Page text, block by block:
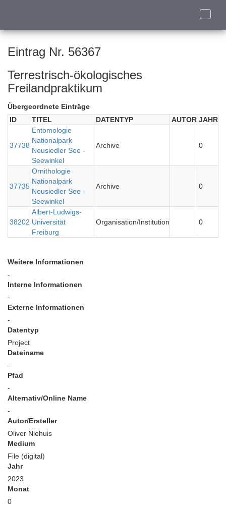
Toggle
Eintrag Nr. 56367
Terrestrisch-ökologisches
Freilandpraktikum
Übergeordnete Einträge
ID
TITEL DATENTYP AUTOR JAHR
37738
Entomologie
Nationalpark
Neusiedler See -
Seewinkel
Archive 0
37735
Ornithologie
Nationalpark
Neusiedler See -
Seewinkel
Archive 0
38202
Albert-Ludwigs-
Universität
Freiburg
Organisation/Institution 0
Weitere Informationen
-
Interne Informationen
-
Externe Informationen
-
Datentyp
Project
Dateiname
-
Pfad
-
Alternativ/Online Name
-
Autor/Ersteller
Oliver Niehuis
Medium
File (digital)
Jahr
2023
Monat
0